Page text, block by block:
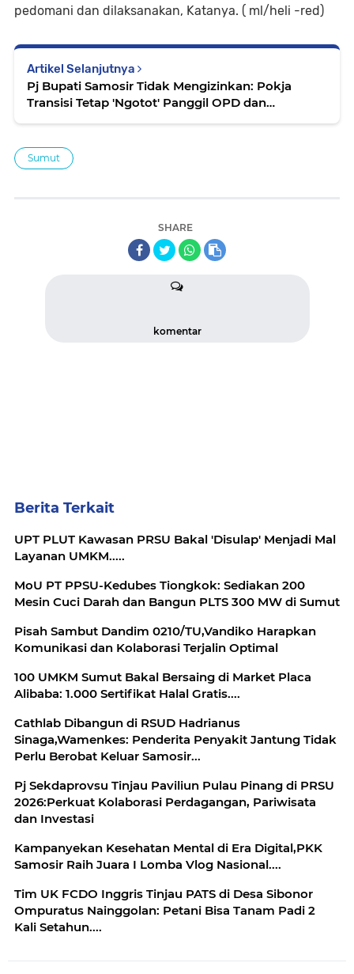
pedomani dan dilaksanakan, Katanya. ( ml/heli -red)
Artikel Selanjutnya
Pj Bupati Samosir Tidak Mengizinkan: Pokja
Transisi Tetap 'Ngotot' Panggil OPD dan
Sumut
SHARE
komentar
Berita Terkait
UPT PLUT Kawasan PRSU Bakal 'Disulap' Menjadi Mal
Layanan UMKM.....
MoU PT PPSU-Kedubes Tiongkok: Sediakan 200
Mesin Cuci Darah dan Bangun PLTS 300 MW di Sumut
Pisah Sambut Dandim 0210/TU,Vandiko Harapkan
Komunikasi dan Kolaborasi Terjalin Optimal
100 UMKM Sumut Bakal Bersaing di Market Placa
Alibaba: 1.000 Sertifikat Halal Gratis....
Cathlab Dibangun di RSUD Hadrianus
Sinaga,Wamenkes: Penderita Penyakit Jantung Tidak
Perlu Berobat Keluar Samosir...
Pj Sekdaprovsu Tinjau Paviliun Pulau Pinang di PRSU
2026:Perkuat Kolaborasi Perdagangan, Pariwisata
dan Investasi
Kampanyekan Kesehatan Mental di Era Digital,PKK
Samosir Raih Juara I Lomba Vlog Nasional....
Tim UK FCDO Inggris Tinjau PATS di Desa Sibonor
Ompuratus Nainggolan: Petani Bisa Tanam Padi 2
Kali Setahun....